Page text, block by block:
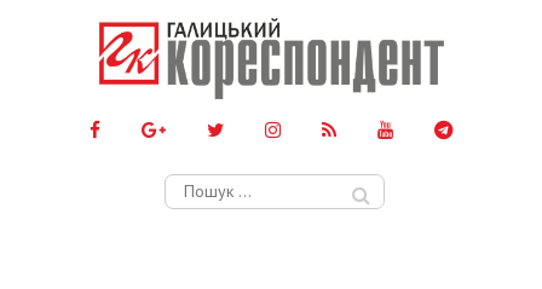
Пошук: